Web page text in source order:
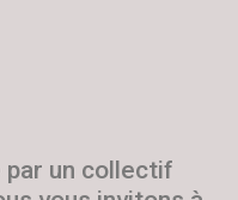
par un collectif